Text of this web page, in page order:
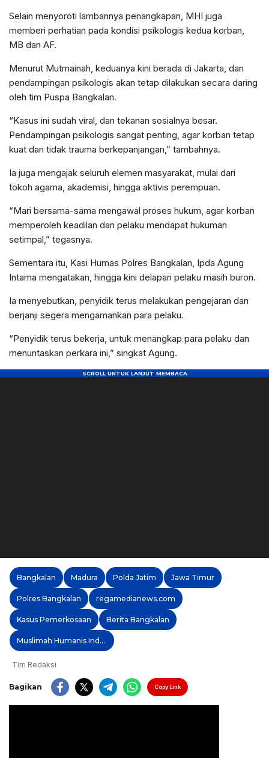
Selain menyoroti lambannya penangkapan, MHI juga
memberi perhatian pada kondisi psikologis kedua korban,
MB dan AF.
Menurut Mutmainah, keduanya kini berada di Jakarta, dan
pendampingan psikologis akan tetap dilakukan secara daring
oleh tim Puspa Bangkalan.
“Kasus ini sudah viral, dan tekanan sosialnya besar.
Pendampingan psikologis sangat penting, agar korban tetap
kuat dan tidak trauma berkepanjangan,” tambahnya.
Ia juga mengajak seluruh elemen masyarakat, mulai dari
tokoh agama, akademisi, hingga aktivis perempuan.
“Mari bersama-sama mengawal proses hukum, agar korban
memperoleh keadilan dan pelaku mendapat hukuman
setimpal,” tegasnya.
Sementara itu, Kasi Humas Polres Bangkalan, Ipda Agung
Intama mengatakan, hingga kini delapan pelaku masih buron.
Ia menyebutkan, penyidik terus melakukan pengejaran dan
berjanji segera mengamankan para pelaku.
“Penyidik terus bekerja, untuk menangkap para pelaku dan
menuntaskan perkara ini,” singkat Agung.
Bangkalan Madura Polda Jatim Jawa Timur
Polres Bangkalan regamedianews.com
Kasus Pemerkosaan Berita Bangkalan
Muslimah Humanis Indonesia
Tim Redaksi
Bagikan Copy Link